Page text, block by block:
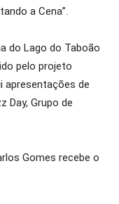
a Cena”.
do Lago do Taboão
pelo projeto
apresentações de
Day, Grupo de
Gomes recebe o